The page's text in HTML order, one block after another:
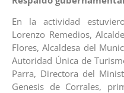
En la actividad
⁠Lorenzo Remedios,
Flores, Alcaldesa del
Autoridad Única de
Parra, Directora del
Genesis de Corrales,